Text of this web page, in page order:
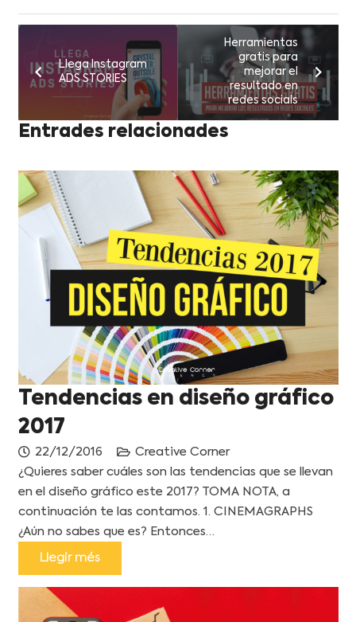
Llega Instagram
ADS STORIES
Herramientas
gratis para
mejorar el
resultado en
redes socials
Entrades relacionades
Tendencias en diseño gráfico
2017
22/12/2016
Creative Corner
¿Quieres saber cuáles son las tendencias que se llevan
en el diseño gráfico este 2017? TOMA NOTA, a
continuación te las contamos. 1. CINEMAGRAPHS
¿Aún no sabes que es? Entonces…
Llegir més